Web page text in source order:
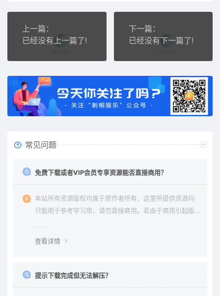
上一篇：
已经没有上一篇了!
下一篇：
已经没有下一篇了!
常见问题
免费下载或者VIP会员专享资源能否直接商用？
本站所有资源版权均属于原作者所有，这里所提供资源均
只能用于参考学习用，请勿直接商用。若由于商用引起版
查看详情
提示下载完成但无法解压？